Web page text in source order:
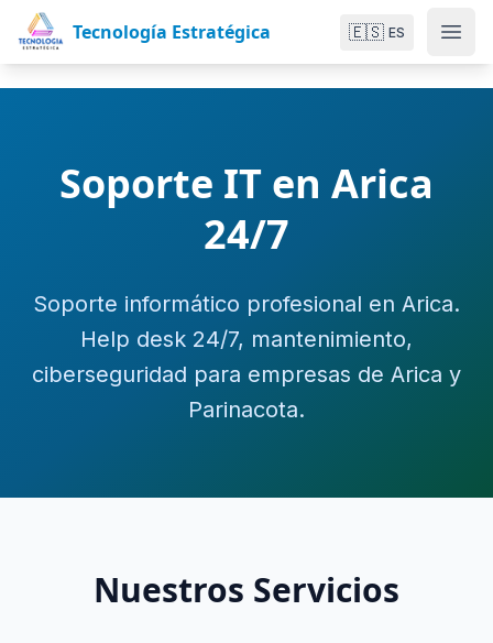
Tecnología Estratégica 🇪🇸 ES
Soporte IT en Arica
24/7
Soporte informático profesional en Arica.
Help desk 24/7, mantenimiento,
ciberseguridad para empresas de Arica y
Parinacota.
Nuestros Servicios